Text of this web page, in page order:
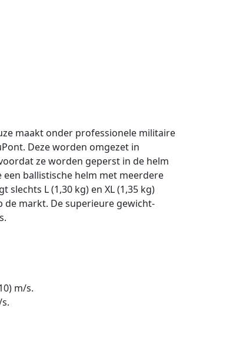
maakt onder professionele militaire
Deze worden omgezet in
ze worden geperst in de helm
ballistische helm met meerdere
L (1,30 kg) en XL (1,35 kg)
de markt. De superieure gewicht-
m/s.